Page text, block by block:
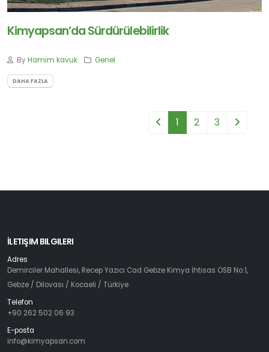
Kimyapsan’da Sürdürülebilirlik
ByHamim kavuk Genel
DAHA FAZLA
1 2 3
İLETIŞIM BILGILERI
Adres
Demirciler Mahallesi, Recep Yazıcı Cad Gebze Kimya İhtisas OSB No:1,
Gebze / Dilovası / Kocaeli / Türkiye
Telefon
+90 262 502 06 93
E-posta
info@kimyapsan.com